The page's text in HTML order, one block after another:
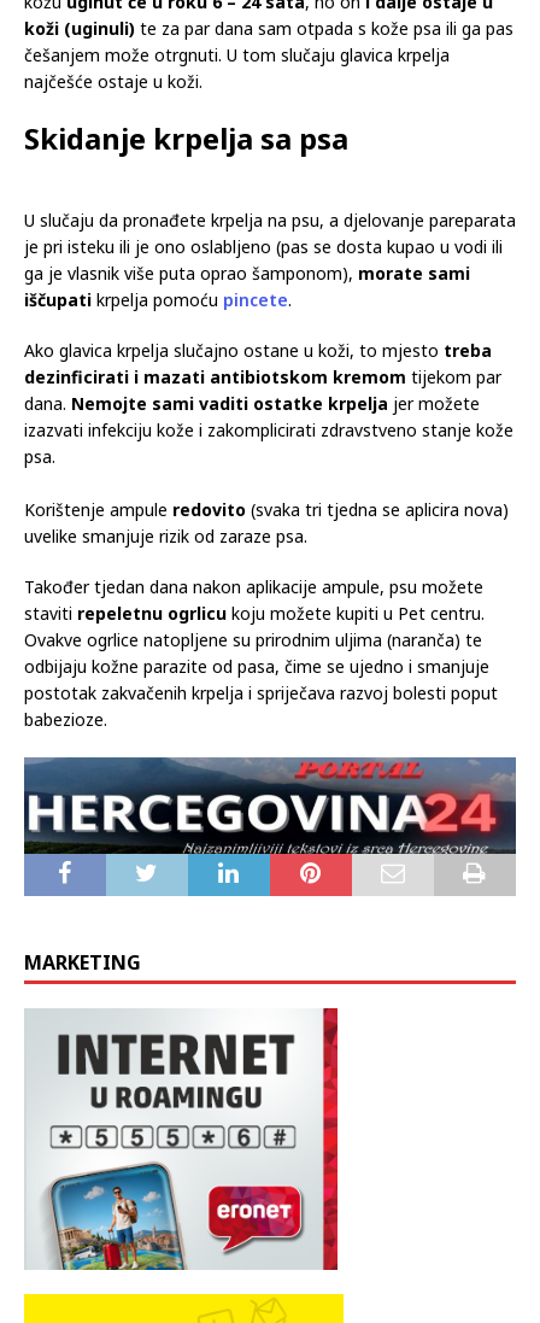
koži (uginuli) te za par dana sam otpada s kože psa ili ga pas
češanjem može otrgnuti. U tom slučaju glavica krpelja
najčešće ostaje u koži.
Skidanje krpelja sa psa
U slučaju da pronađete krpelja na psu, a djelovanje pareparata
je pri isteku ili je ono oslabljeno (pas se dosta kupao u vodi ili
ga je vlasnik više puta oprao šamponom), morate sami
iščupati krpelja pomoću pincete.
Ako glavica krpelja slučajno ostane u koži, to mjesto treba
dezinficirati i mazati antibiotskom kremom tijekom par
dana. Nemojte sami vaditi ostatke krpelja jer možete
izazvati infekciju kože i zakomplicirati zdravstveno stanje kože
psa.
Korištenje ampule redovito (svaka tri tjedna se aplicira nova)
uvelike smanjuje rizik od zaraze psa.
Također tjedan dana nakon aplikacije ampule, psu možete
staviti repeletnu ogrlicu koju možete kupiti u Pet centru.
Ovakve ogrlice natopljene su prirodnim uljima (naranča) te
odbijaju kožne parazite od pasa, čime se ujedno i smanjuje
postotak zakvačenih krpelja i spriječava razvoj bolesti poput
babezioze.
MARKETING